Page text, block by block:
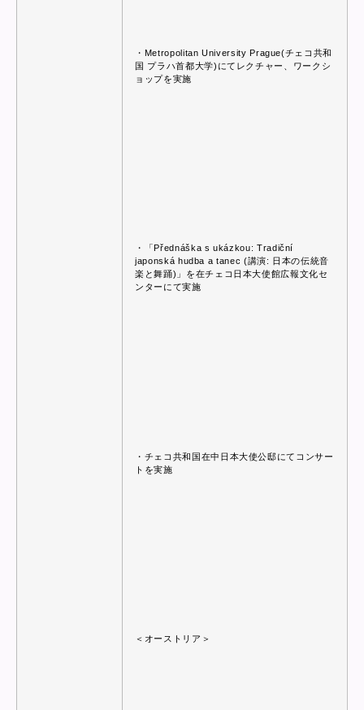
・Metropolitan University Prague(チェコ共和
国 プラハ首都大学)にてレクチャー、ワークシ
ョップを実施
・「Přednáška s ukázkou: Tradiční
japonská hudba a tanec (講演: 日本の伝統音
楽と舞踊)」を在チェコ日本大使館広報文化セ
ンターにて実施
・チェコ共和国在中日本大使公邸にてコンサー
トを実施
＜オーストリア＞